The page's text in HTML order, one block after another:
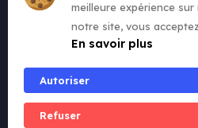
meilleure expérience
notre site, vous
En savoir plus
Autoriser
Refuser